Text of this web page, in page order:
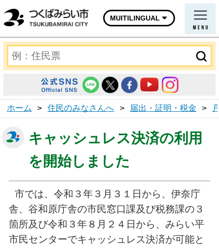
MUITILINGUAL
ホーム > 住民のみなさんへ > 届出・証明・税金 >
キャッシュレス決済の利用
を開始しました
市では、令和３年３月３１日から、伊奈庁
舎、谷和原庁舎の市民窓口課及び税務課の３
箇所及び令和３年８月２４日から、みらい平
市民センターでキャッシュレス決済が可能と